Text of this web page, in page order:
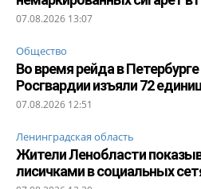
07.08.2026 13:07
Общество
Во время рейда в
Росгвардии изъяли 72
07.08.2026 12:51
Ленинградская область
Жители Ленобласти
лисичками в социальных